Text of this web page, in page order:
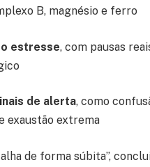
B, magnésio e ferro
estresse, com pausas
de alerta, como
exaustão extrema
de forma súbita”,